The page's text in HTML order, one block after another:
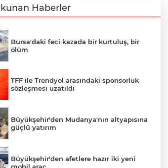
Haberler
Bursa'daki feci kazada bir kurtuluş, bir
ölüm
TFF ile Trendyol arasındaki sponsorluk
sözleşmesi uzatıldı
Büyükşehir'den Mudanya'nın altyapısına
güçlü yatırım
Büyükşehir'den afetlere hazır iki yeni
mobil araç